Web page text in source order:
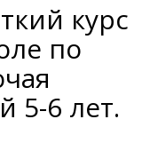
курс
по
5-6 лет.